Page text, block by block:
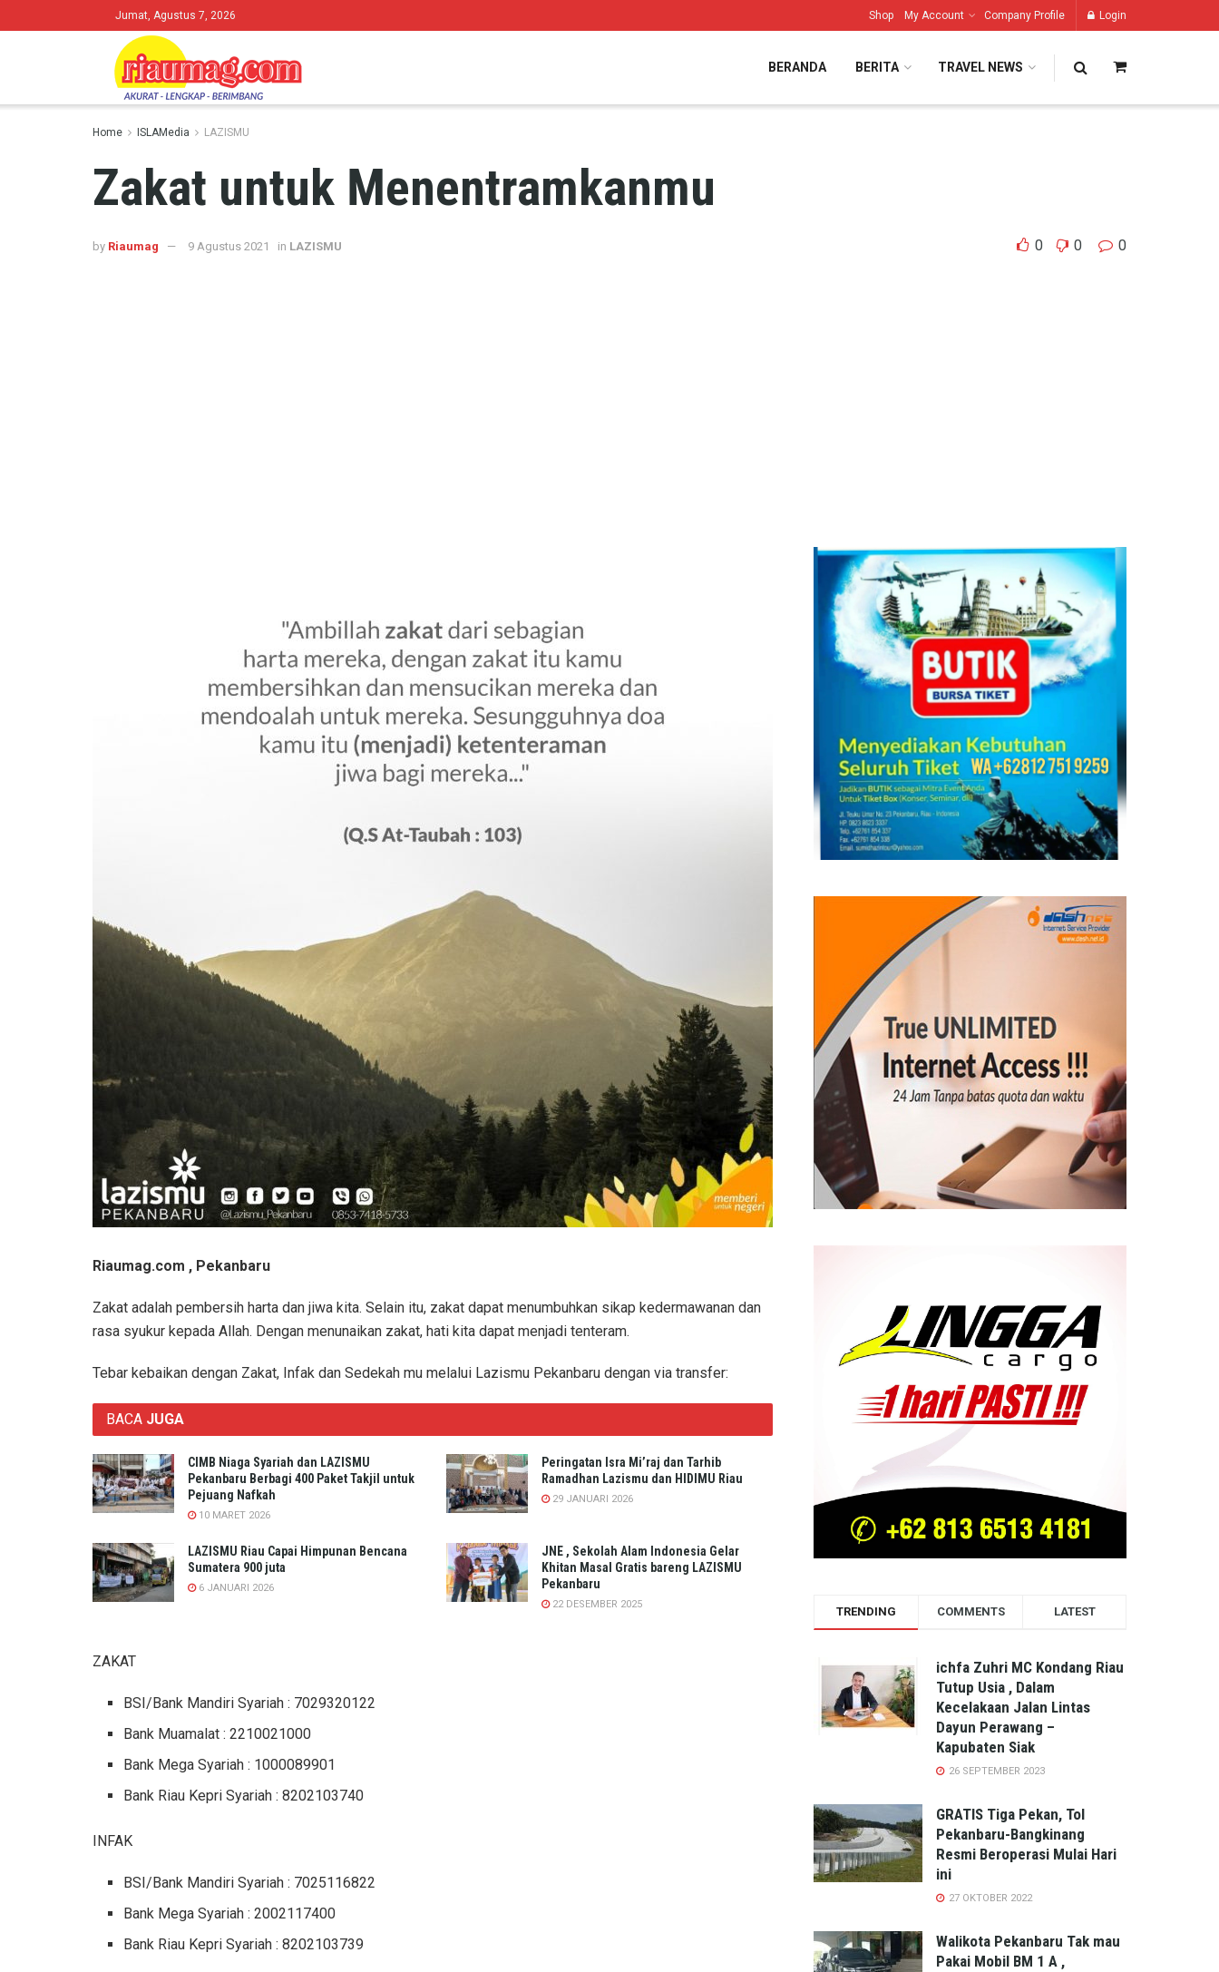
Jumat, Agustus 7, 2026 Shop My Account Company Profile Login
BERANDA BERITA TRAVEL NEWS
Home ISLAMedia LAZISMU
Zakat untuk Menentramkanmu
by Riaumag 9 Agustus 2021 in LAZISMU 0 0 0
Riaumag.com , Pekanbaru
Zakat adalah pembersih harta dan jiwa kita. Selain itu, zakat dapat menumbuhkan sikap kedermawanan dan
rasa syukur kepada Allah. Dengan menunaikan zakat, hati kita dapat menjadi tenteram.
Tebar kebaikan dengan Zakat, Infak dan Sedekah mu melalui Lazismu Pekanbaru dengan via transfer:
BACA JUGA
CIMB Niaga Syariah dan LAZISMU
Pekanbaru Berbagi 400 Paket Takjil untuk
Pejuang Nafkah
10 MARET 2026
Peringatan Isra Mi’raj dan Tarhib
Ramadhan Lazismu dan HIDIMU Riau
29 JANUARI 2026
LAZISMU Riau Capai Himpunan Bencana
Sumatera 900 juta
6 JANUARI 2026
JNE , Sekolah Alam Indonesia Gelar
Khitan Masal Gratis bareng LAZISMU
Pekanbaru
22 DESEMBER 2025
ZAKAT
BSI/Bank Mandiri Syariah : 7029320122
Bank Muamalat : 2210021000
Bank Mega Syariah : 1000089901
Bank Riau Kepri Syariah : 8202103740
INFAK
BSI/Bank Mandiri Syariah : 7025116822
Bank Mega Syariah : 2002117400
Bank Riau Kepri Syariah : 8202103739
TRENDING COMMENTS LATEST
ichfa Zuhri MC Kondang Riau
Tutup Usia , Dalam
Kecelakaan Jalan Lintas
Dayun Perawang –
Kapubaten Siak
26 SEPTEMBER 2023
GRATIS Tiga Pekan, Tol
Pekanbaru-Bangkinang
Resmi Beroperasi Mulai Hari
ini
27 OKTOBER 2022
Walikota Pekanbaru Tak mau
Pakai Mobil BM 1 A ,